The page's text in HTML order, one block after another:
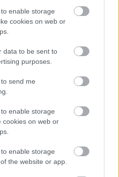
enable storage
cookies on web or
data to be sent to
purposes.
send me
enable storage
cookies on web or
enable storage
the website or app.
internete additív gyártás
és védelmi ipari
alkatrészek egy